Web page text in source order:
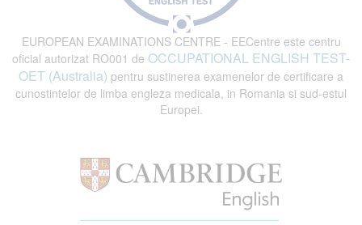
EUROPEAN EXAMINATIONS CENTRE - EECentre este centru
oficial autorizat RO001 de OCCUPATIONAL ENGLISH TEST-
OET (Australia) pentru sustinerea examenelor de certificare a
cunostintelor de limba engleza medicala, in Romania si sud-estul
Europei.